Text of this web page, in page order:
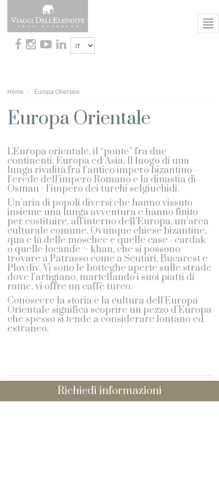
Home Europa Orientale
Europa Orientale
L'Europa orientale, il “ponte” fra due
continenti: Europa ed Asia. Il luogo di una
lunga rivalità fra l’antico impero bizantino -
l’erede dell’impero Romano e la dinastia di
Osman - l’impero dei turchi selgiuchidi.
Un’aria di popoli diversi che hanno vissuto
insieme una lunga avventura e hanno finito
per costituire, all’interno dell’Europa, un’area
culturale comune. Ovunque chiese bizantine,
qua e là delle moschee e quelle case - cardak
o quelle locande – khan, che si possono
trovare a Patrasso come a Scutari, Bucarest e
Plovdiv. Vi sono le botteghe aperte sulle strade
dove l’artigiano, martellando i suoi piatti di
rame, vi offre un caffè turco.
Conoscere la storia e la cultura dell'Europa
Orientale significa scoprire un pezzo d’Europa
che spesso si tende a considerare lontano ed
estraneo.
Richiedi informazioni